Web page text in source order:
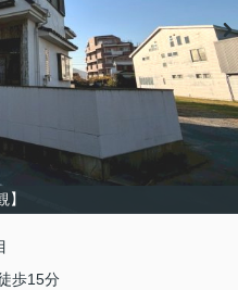
】
歩15分